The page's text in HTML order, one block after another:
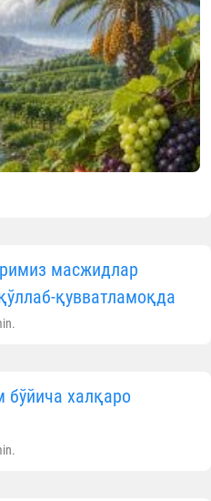
масжидлар
қувватламоқда
халқаро